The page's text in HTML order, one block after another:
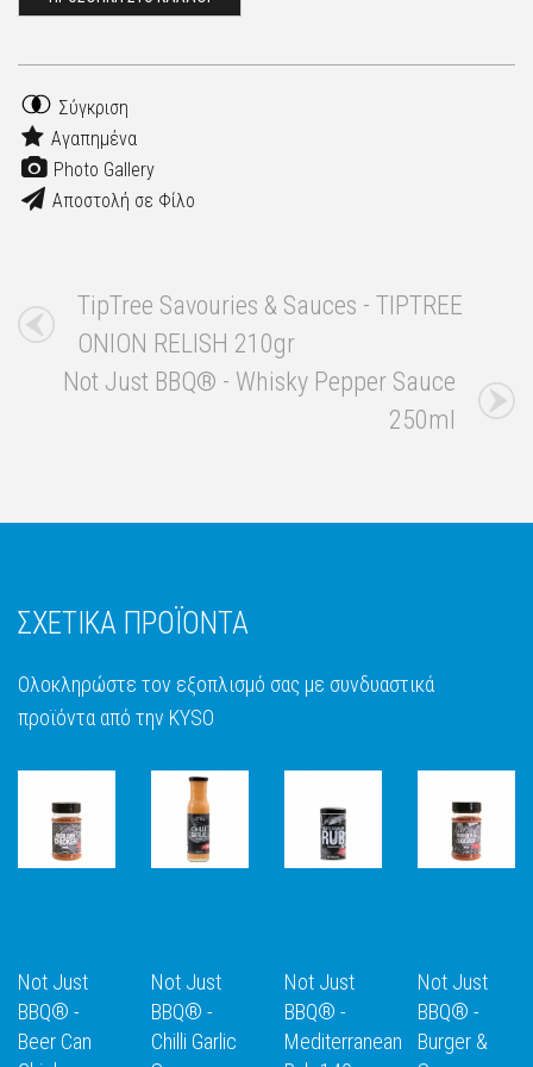
Σύγκριση
Αγαπημένα
Photo Gallery
Αποστολή σε Φίλο
TipTree Savouries & Sauces - TIPTREE
ONION RELISH 210gr
Not Just BBQ® - Whisky Pepper Sauce
250ml
ΣΧΕΤΙΚΑ ΠΡΟΪΟΝΤΑ
Ολοκληρώστε τον εξοπλισμό σας με συνδυαστικά
προϊόντα από την KYSO
Not Just
BBQ® -
Beer Can
Not Just
BBQ® -
Chilli Garlic
Not Just
BBQ® -
Mediterranean
Not Just
BBQ® -
Burger &